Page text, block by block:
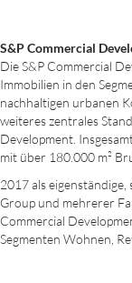
S&P Commercial
Die S&P Commercial
Immobilien in den
nachhaltigen urbanen
weiteres zentrales
Development.
mit über 180.000 m²
2017 als
Group und mehrerer
Commercial
Segmenten Wohnen,